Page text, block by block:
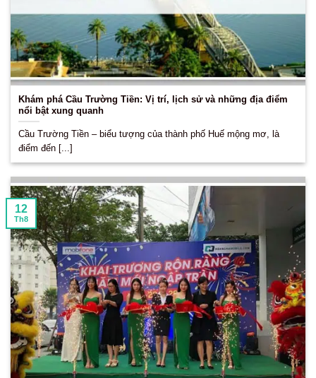
Khám phá Cầu Trường Tiền: Vị trí, lịch sử và những địa điểm
nổi bật xung quanh
Cầu Trường Tiền – biểu tượng của thành phố Huế mộng mơ, là
điểm đến [...]
12
Th8